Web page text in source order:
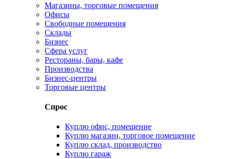
Магазины, торговые помещения
Офисы
Свободные помещения
Склады
Бизнес
Сфера услуг
Рестораны, бары, кафе
Производства
Бизнес-центры
Торговые центры
Спрос
Куплю офис, помещение
Куплю магазин, торговое помещение
Куплю склад, производство
Куплю гараж